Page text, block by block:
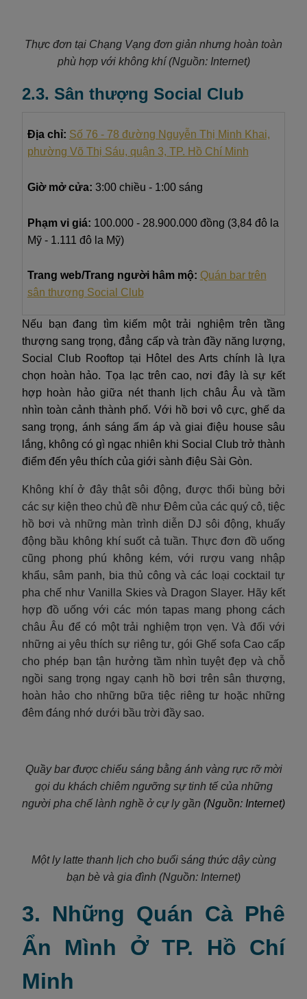
Thực đơn tại Chạng Vạng đơn giản nhưng hoàn toàn
phù hợp với không khí (Nguồn: Internet)
2.3. Sân thượng Social Club
Địa chỉ: Số 76 - 78 đường Nguyễn Thị Minh Khai,
phường Võ Thị Sáu, quận 3, TP. Hồ Chí Minh
Giờ mở cửa: 3:00 chiều - 1:00 sáng
Phạm vi giá: 100.000 - 28.900.000 đồng (3,84 đô la
Mỹ - 1.111 đô la Mỹ)
Trang web/Trang người hâm mộ: Quán bar trên
sân thượng Social Club
Nếu bạn đang tìm kiếm một trải nghiệm trên tầng
thượng sang trọng, đẳng cấp và tràn đầy năng lượng,
Social Club Rooftop tại Hôtel des Arts chính là lựa
chọn hoàn hảo. Tọa lạc trên cao, nơi đây là sự kết
hợp hoàn hảo giữa nét thanh lịch châu Âu và tầm
nhìn toàn cảnh thành phố. Với hồ bơi vô cực, ghế da
sang trọng, ánh sáng ấm áp và giai điệu house sâu
lắng, không có gì ngạc nhiên khi Social Club trở thành
điểm đến yêu thích của giới sành điệu Sài Gòn.
Không khí ở đây thật sôi động, được thổi bùng bởi
các sự kiện theo chủ đề như Đêm của các quý cô, tiệc
hồ bơi và những màn trình diễn DJ sôi động, khuấy
động bầu không khí suốt cả tuần. Thực đơn đồ uống
cũng phong phú không kém, với rượu vang nhập
khẩu, sâm panh, bia thủ công và các loại cocktail tự
pha chế như Vanilla Skies và Dragon Slayer. Hãy kết
hợp đồ uống với các món tapas mang phong cách
châu Âu để có một trải nghiệm trọn vẹn. Và đối với
những ai yêu thích sự riêng tư, gói Ghế sofa Cao cấp
cho phép bạn tận hưởng tầm nhìn tuyệt đẹp và chỗ
ngồi sang trọng ngay cạnh hồ bơi trên sân thượng,
hoàn hảo cho những bữa tiệc riêng tư hoặc những
đêm đáng nhớ dưới bầu trời đầy sao.
Quầy bar được chiếu sáng bằng ánh vàng rực rỡ mời
gọi du khách chiêm ngưỡng sự tinh tế của những
người pha chế lành nghề ở cự ly gần (Nguồn: Internet)
Một ly latte thanh lịch cho buổi sáng thức dậy cùng
bạn bè và gia đình (Nguồn: Internet)
3. Những Quán Cà Phê
Ẩn Mình Ở TP. Hồ Chí
Minh